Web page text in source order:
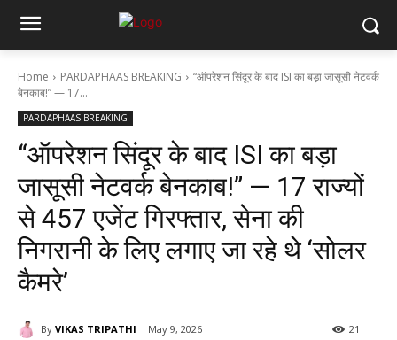
Home PARDAPHAAS BREAKING
“ऑपरेशन सिंदूर के बाद ISI का बड़ा जासूसी नेटवर्क
बेनकाब!” — 17...
PARDAPHAAS BREAKING
“ऑपरेशन सिंदूर के बाद ISI का बड़ा
जासूसी नेटवर्क बेनकाब!” — 17 राज्यों
से 457 एजेंट गिरफ्तार, सेना की
निगरानी के लिए लगाए जा रहे थे ‘सोलर
कैमरे’
By VIKAS TRIPATHI May 9, 2026 21